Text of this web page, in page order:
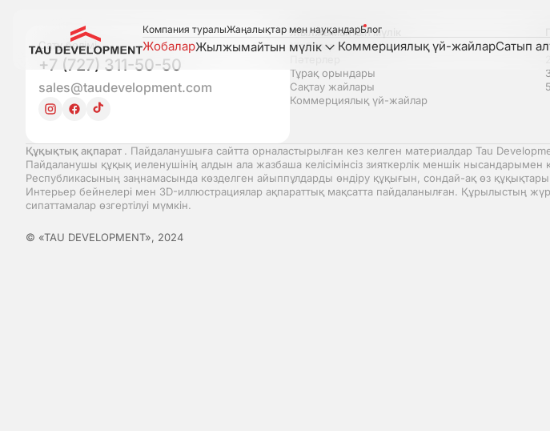
Компания туралыЖаңалықтар мен науқандарБлог
ЖобаларЖылжымайтын мүлік Коммерциялық үй-жайларСатып
Сату бөлімі
+7 (727) 311-50-50
sales@taudevelopment.com
Жылжымайтын мүлік
Жобалар
Тұрақ орындары
Сақтау жайлары
Коммерциялық үй-жайлар
Құқықтық ақпарат . Пайдаланушыға сайтта орналастырылған кез келген материалдар Tau
Пайдаланушы құқық иеленушінің алдын ала жазбаша келісімінсіз зияткерлік меншік
Республикасының заңнамасында көзделген айыппұлдарды өндіру құқығын, сондай-ақ өз
Интерьер бейнелері мен 3D-иллюстрациялар ақпараттық мақсатта пайдаланылған. Құрылыстың
сипаттамалар өзгертілуі мүмкін.
© «TAU DEVELOPMENT», 2024